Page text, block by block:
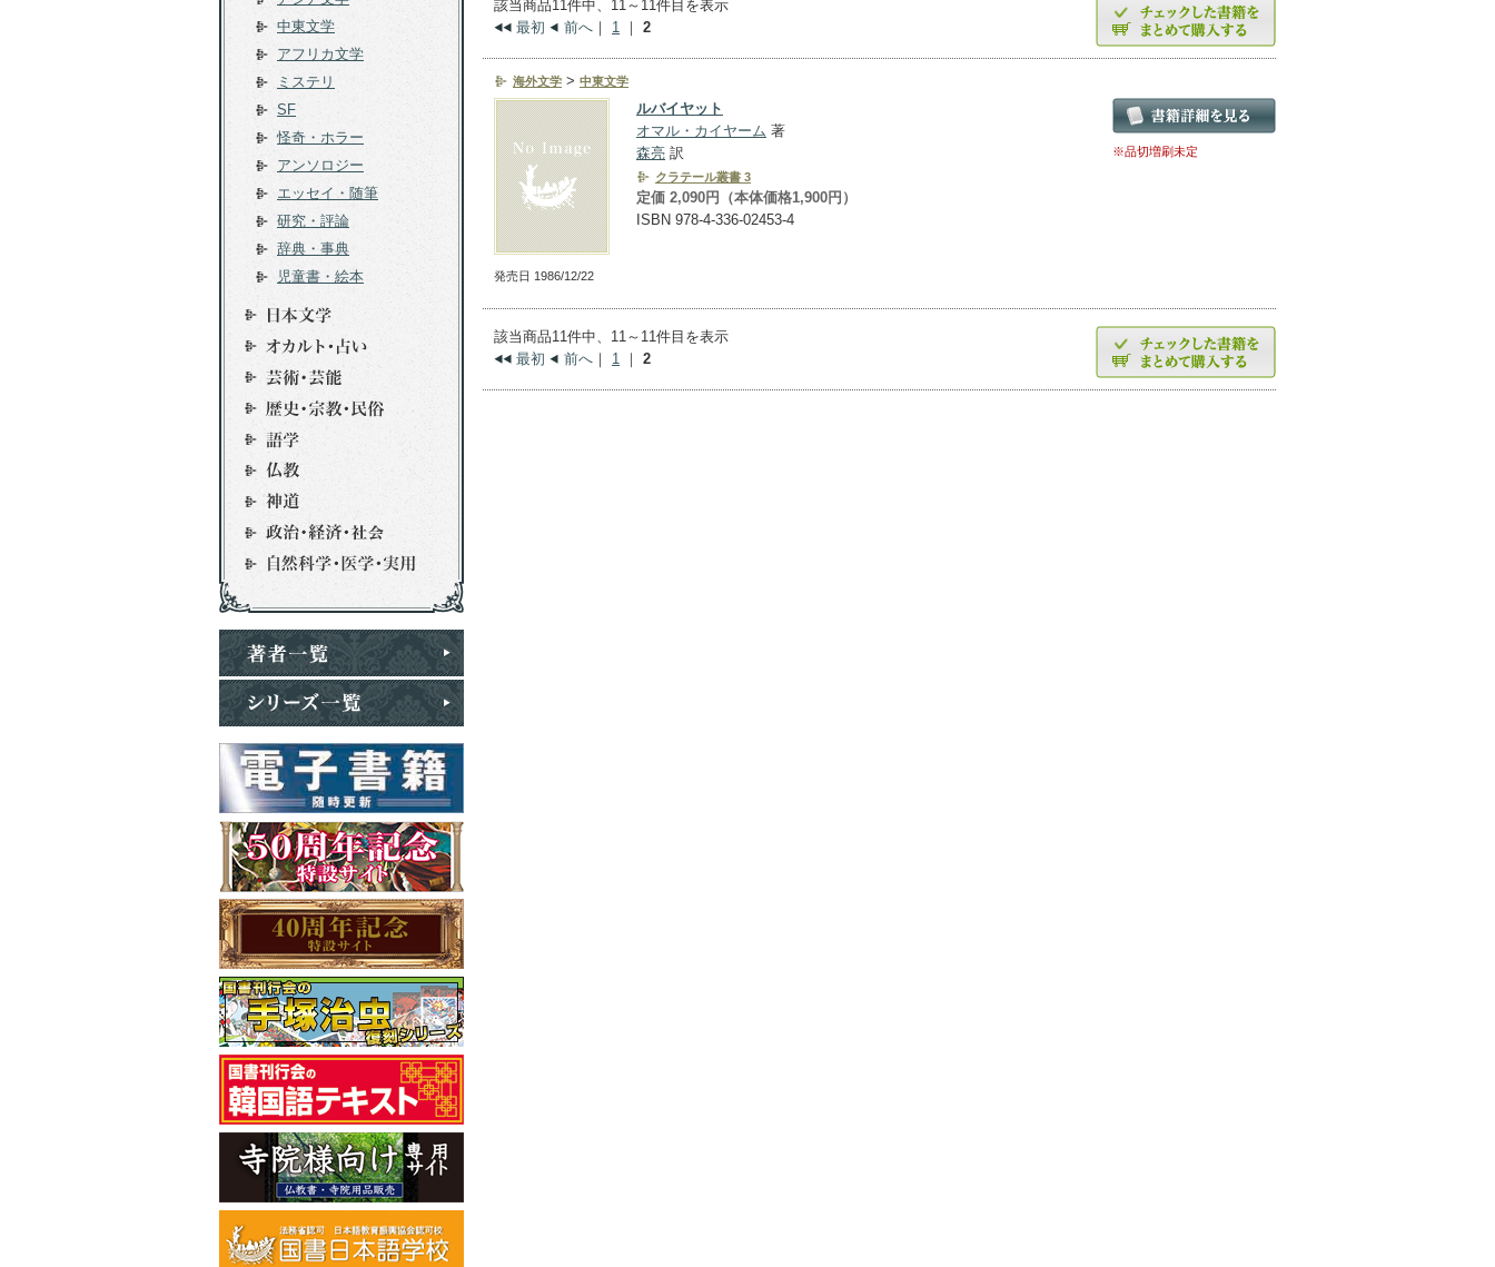
該当商品11件中、11～11件目を表示
最初
前へ ｜ 1 ｜ 2
海外文学 > 中東文学
発売日 1986/12/22
ルバイヤット
オマル・カイヤーム 著
森亮 訳
クラテール叢書 3
定価 2,090円（本体価格1,900円）
ISBN 978-4-336-02453-4
※品切増刷未定
該当商品11件中、11～11件目を表示
最初
前へ ｜ 1 ｜ 2
中東文学
アフリカ文学
ミステリ
SF
怪奇・ホラー
アンソロジー
エッセイ・随筆
研究・評論
辞典・事典
児童書・絵本